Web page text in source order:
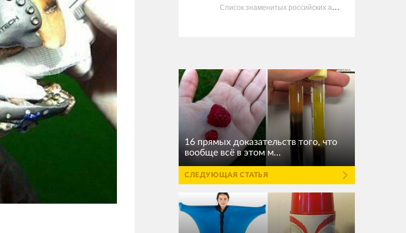
Список знаменитых российских артистов-евреев | Ультрамарин
16 прямых доказательств того, что
вообще всё в этом м...
СЛЕДУЮЩАЯ СТАТЬЯ